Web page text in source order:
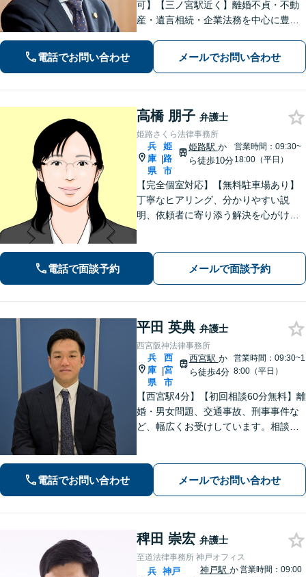
可】【三ノ宮駅近く】離婚不貞・不動
産・遺言相続・企業法務を中心に豊富
ために」をモットーに、高い専門性を
もって最善の解決を実現します。お気
電話でお問い合わせ メールでお問い合わせ
高橋 朋子 弁護士
姫路さくら法律事務所
兵
庫
県
|
姫
路
市
姫路駅 か
ら徒歩10分
営業時間：09:30~
18:00（平日）
【完全個室対応】【無料駐車場あり】
丁寧なヒアリング、分かりやすい説
明、依頼者に寄り添う解決を心がけて
し、賃料請求、区分所有等）に関する
問題についてもご相談下さい。
電話で面談予約 メールで面談予約
平田 英典 弁護士
西宮阪神法律事務所
兵
庫
県
|
西
宮
市
西宮駅 か
ら徒歩4分
営業時間：09:30~1
8:00（平日）
【西宮駅4分】【初回相談60分無料】離
婚・男女問題、交通事故、刑事事件な
ど、幅広くお受けしています。相談者
を心がけています。ぜひご相談くださ
い。【休日・夜間面談可】【WEB面談
電話でお問い合わせ メールでお問い合わせ
稗田 崇宏 弁護士
至道法律事務所 神戸オフィス
兵
神戸
神戸駅 か営業時間：09:00